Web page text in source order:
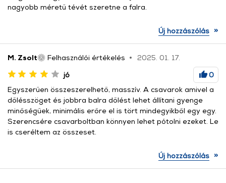
nagyobb méretű tévét szeretne a falra.
Új hozzászólás »
M. Zsolt Felhasználói értékelés
2025. 01. 17.
jó
0
Egyszerűen összeszerelhető, masszív. A csavarok amivel a
dőlésszöget és jobbra balra dőlést lehet állítani gyenge
minőségűek, minimális erőre el is tört mindegyikből egy egy.
Szerencsére csavarboltban könnyen lehet pótolni ezeket. Le
is cseréltem az összeset.
Új hozzászólás »